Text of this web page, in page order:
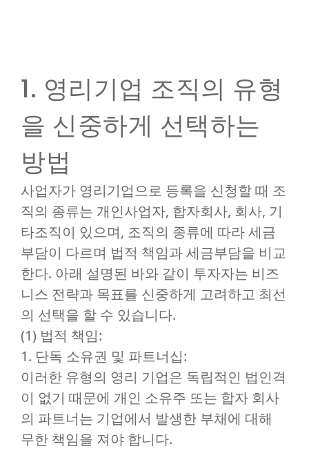
1. 영리기업 조직의 유형
을 신중하게 선택하는
방법
사업자가 영리기업으로 등록을 신청할 때 조
직의 종류는 개인사업자, 합자회사, 회사, 기
타조직이 있으며, 조직의 종류에 따라 세금
부담이 다르며 법적 책임과 세금부담을 비교
한다. 아래 설명된 바와 같이 투자자는 비즈
니스 전략과 목표를 신중하게 고려하고 최선
의 선택을 할 수 있습니다.
(1) 법적 책임:
1. 단독 소유권 및 파트너십:
이러한 유형의 영리 기업은 독립적인 법인격
이 없기 때문에 개인 소유주 또는 합자 회사
의 파트너는 기업에서 발생한 부채에 대해
무한 책임을 져야 합니다.